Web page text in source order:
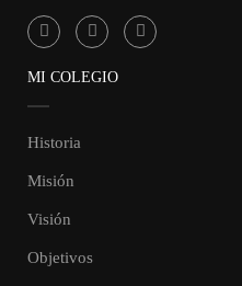
MI COLEGIO
Historia
Misión
Visión
Objetivos